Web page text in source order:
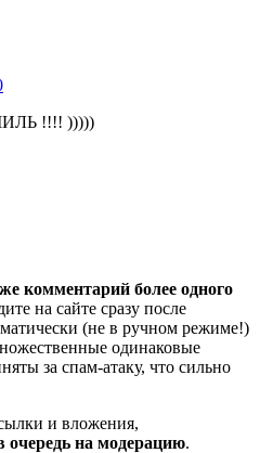
!!!! )))))
комментарий более одного
на сайте сразу после
(не в ручном режиме!)
одинаковые
за спам-атаку, что сильно
и вложения,
очередь на модерацию.